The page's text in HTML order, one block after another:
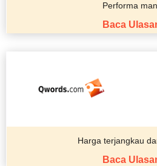
Performa
Baca
Harga terjangkau
Baca